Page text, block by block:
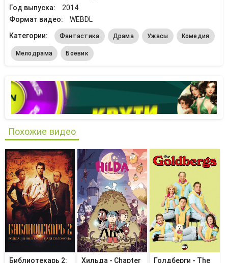
Год выпуска:
2014
Формат видео:
WEBDL
Категории:
Фантастика Драма Ужасы Комедия
Мелодрама Боевик
Похожие видео
Библиотекарь 2:
Хильда - Chapter
Голдберги - The